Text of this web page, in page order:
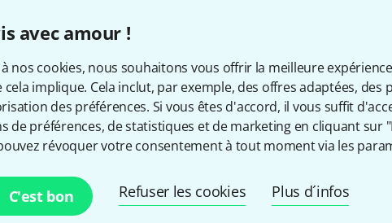
avec amour !
nos cookies, nous souhaitons vous offrir la meilleure
cela implique. Cela inclut, par exemple, des offres adaptées, des
des préférences. Si vous êtes d'accord, il vous suffit
de préférences, de statistiques et de marketing en cliquant sur
révoquer votre consentement à tout moment via les
C'est bon Refuser les cookies Plus d´infos
1 canal
Contrôles: Volume, Tone, Gain
Disponible immédiatement
JoyoBanTamP XL Meteor II